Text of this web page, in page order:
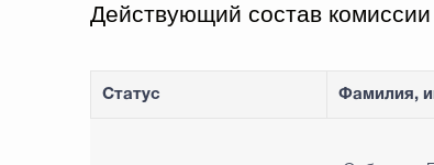
Действующий состав комиссии
Статус Фамилия,